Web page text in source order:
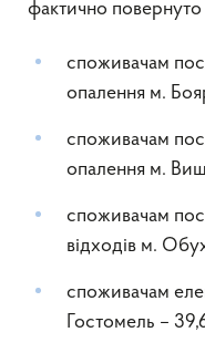
фактично повернуто
споживачам
опалення м.
споживачам
опалення м.
споживачам
відходів м.
споживачам
Гостомель –